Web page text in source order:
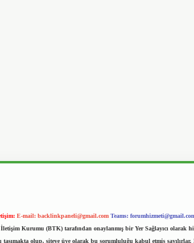
E-mail: backlinkpaneli@gmail.com Teams:
Kurumu (BTK) tarafından onaylanmış bir Yer Sağlayıcı
olup, siteye üye olarak bu sorumluluğu kabul etmiş